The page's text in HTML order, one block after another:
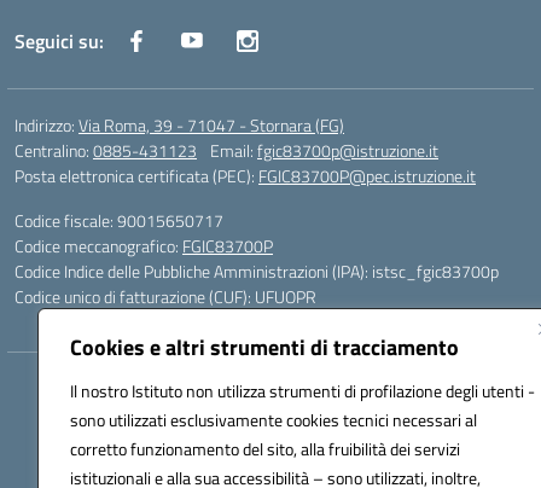
Cookies e altri strumenti di tracciamento
Il nostro Istituto non utilizza strumenti di profilazione degli utenti -
sono utilizzati esclusivamente cookies tecnici necessari al
corretto funzionamento del sito, alla fruibilità dei servizi
istituzionali e alla sua accessibilità – sono utilizzati, inoltre,
Seguici su:
Indirizzo:Via Roma, 39 - 71047 - Stornara (FG)
Centralino:0885-431123 Email:fgic83700p@istruzione.it
Posta elettronica certificata (PEC): FGIC83700P@pec.istruzione.it
Codice fiscale: 90015650717
Codice meccanografico: FGIC83700P
Codice Indice delle Pubbliche Amministrazioni (IPA): istsc_fgic83700p
Codice unico di fatturazione (CUF): UFUOPR
Hosting & Powered by 3D Solution S.r.l.
Concept & Design by Designers Italia